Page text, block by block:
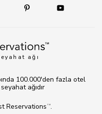
ağı
Reservations TM.
100.000'den fazla otel
ağıdır